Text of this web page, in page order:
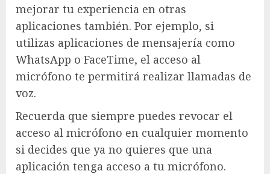
mejorar tu experiencia en otras
aplicaciones también. Por ejemplo, si
utilizas aplicaciones de mensajería como
WhatsApp o FaceTime, el acceso al
micrófono te permitirá realizar llamadas de
voz.
Recuerda que siempre puedes revocar el
acceso al micrófono en cualquier momento
si decides que ya no quieres que una
aplicación tenga acceso a tu micrófono.